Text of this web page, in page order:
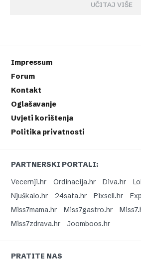
UČITAJ VIŠE
Impressum
Forum
Kontakt
Oglašavanje
Uvjeti korištenja
Politika privatnosti
PARTNERSKI PORTALI:
Vecernji.hr
Ordinacija.hr Diva.hr
Njuškalo.hr
24sata.hr Pixsell.hr
Miss7mama.hr
Miss7gastro.hr
Miss7zdrava.hr
Joomboos.hr
PRATITE NAS